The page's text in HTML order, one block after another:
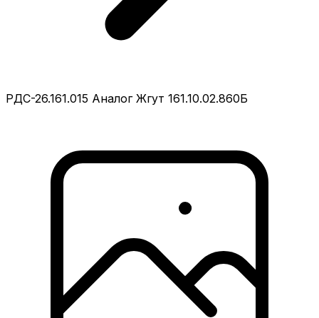
РДС-26.161.015 Аналог Жгут 161.10.02.860Б